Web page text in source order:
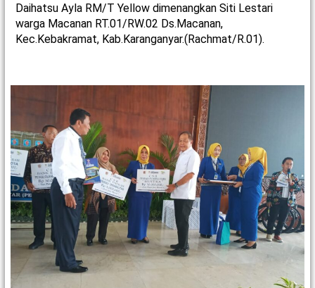
Daihatsu Ayla RM/T Yellow dimenangkan Siti Lestari
warga Macanan RT.01/RW.02 Ds.Macanan,
Kec.Kebakramat, Kab.Karanganyar.(Rachmat/R.01).